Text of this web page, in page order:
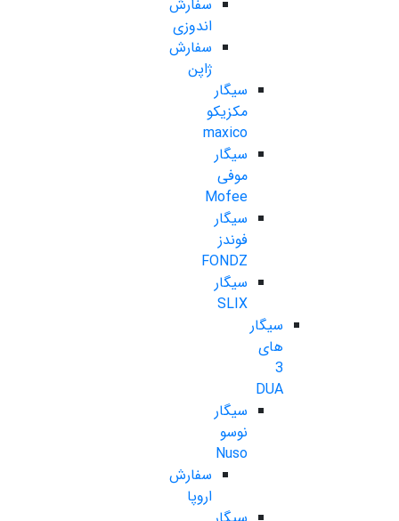
سفارش
اندوزی
سفارش
ژاپن
سیگار
مکزیکو
maxico
سیگار
موفی
Mofee
سیگار
فوندز
FONDZ
سیگار
SLIX
سیگار
های
3
DUA
سیگار
نوسو
Nuso
سفارش
اروپا